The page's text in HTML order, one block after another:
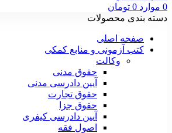
0 موارد 0 تومان
دسته بندی محصولات
صفحه اصلی
کتب آزمونی و منابع کمکی
وکالت
حقوق مدنی
آیین دادرسی مدنی
حقوق تجارت
حقوق جزا
آیین دادرسی کیفری
اصول فقه